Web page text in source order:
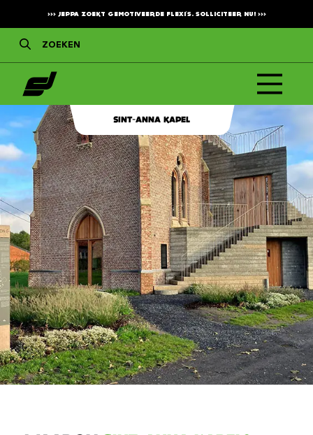
>>> JEPPA ZOEKT GEMOTIVEERDE FLEXI'S. SOLLICITEER NU!>>>
SINT-ANNA KAPEL